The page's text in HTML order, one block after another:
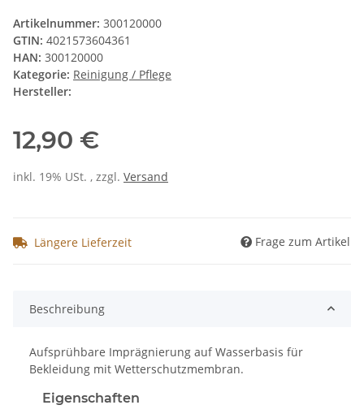
Artikelnummer: 300120000
GTIN: 4021573604361
HAN: 300120000
Kategorie: Reinigung / Pflege
Hersteller:
12,90 €
inkl. 19% USt. , zzgl. Versand
Längere Lieferzeit Frage zum Artikel
Beschreibung
Aufsprühbare Imprägnierung auf Wasserbasis für
Bekleidung mit Wetterschutzmembran.
Eigenschaften